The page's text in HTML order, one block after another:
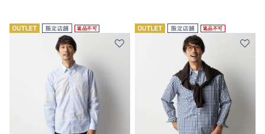
返品不可 返品不可